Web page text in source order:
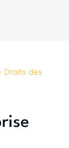
Droits des